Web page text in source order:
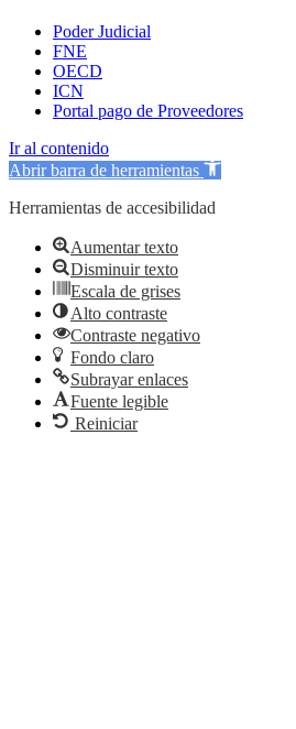
Poder Judicial
FNE
OECD
ICN
Portal pago de Proveedores
Ir al contenido
Abrir barra de herramientas
Herramientas de accesibilidad
Aumentar texto
Disminuir texto
Escala de grises
Alto contraste
Contraste negativo
Fondo claro
Subrayar enlaces
Fuente legible
Reiniciar